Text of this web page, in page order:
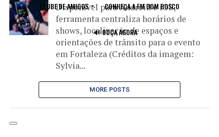
CLUBE DE AMIGOS CONHEÇA A FM DOM BOSCO
🔊 OUÇA AGORA
Disponível para Android e iOS,
ferramenta centraliza horários de
shows, localização de espaços e
orientações de trânsito para o evento
em Fortaleza (Créditos da imagem:
Sylvia...
MORE POSTS